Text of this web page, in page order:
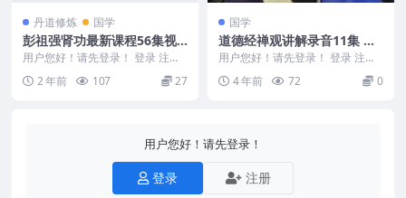
丹道修炼 国学
彭祖强肾功最新课程56集视
频
用户您好！请先登录！ 登录 注册
彭祖强肾功 彭祖强肾功最新课程5
6集视频 2...
2 年前 107 27
国学
道德经禅观讲解录音11集 免
费下载
用户您好！请先登录！ 登录 注册
道德经禅观讲解录音11集 编号：2
21990C...
4 年前 72 0
用户您好！请先登录！
登录 注册